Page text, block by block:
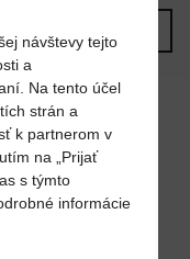
návštevy tejto
a
Na tento účel
strán a
k partnerom v
na „Prijať
s týmto
informácie